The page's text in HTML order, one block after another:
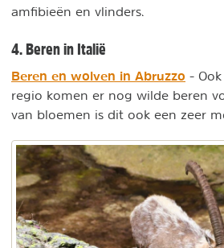
amfibieën en vlinders.
4. Beren in Italië
Beren en wolven in Abruzzo -
regio komen er nog wilde beren
van bloemen is dit ook een zeer